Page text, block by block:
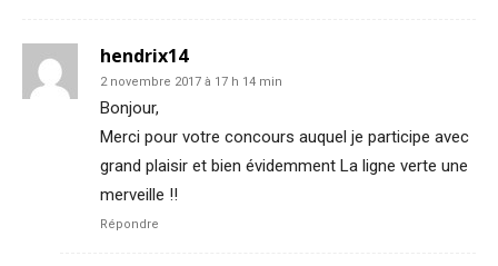
hendrix14
2 novembre 2017 à 17 h 14 min
Bonjour,
Merci pour votre concours auquel je participe avec
grand plaisir et bien évidemment La ligne verte une
merveille !!
Répondre